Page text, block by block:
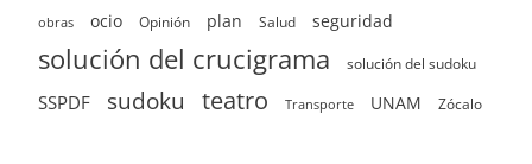
obras ocio Opinión plan Salud seguridad
solución del crucigrama solución del sudoku
SSPDF sudoku teatro Transporte UNAM Zócalo